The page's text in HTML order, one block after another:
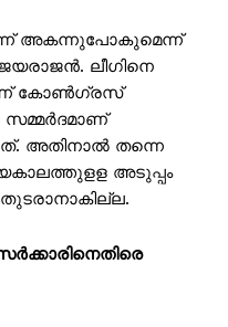
അകന്നുപോകുമെന്ന്
ലീഗിനെ
കോൺഗ്രസ്
സമ്മർദമാണ്
അതിനാൽ തന്നെ
അടുപ്പം
തുടരാനാകില്ല.